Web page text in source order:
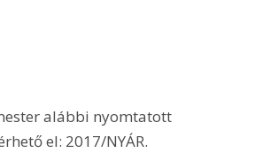
alábbi nyomtatott
el: 2017/NYÁR.